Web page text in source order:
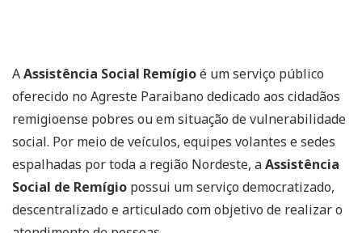
AAssistência Social Remígioé um serviço público
oferecido no Agreste Paraibano dedicado aos cidadãos
remigioense pobres ou em situação de vulnerabilidade
social. Por meio de veículos, equipes volantes e sedes
espalhadas por toda a região Nordeste, aAssistência
Social de Remígio possui um serviço democratizado,
descentralizado e articulado com objetivo de realizar o